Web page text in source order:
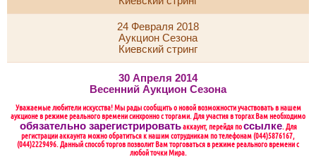
24 Февраля 2018
Аукцион Сезона
Киевский стринг
30 Апреля 2014
Весенний Аукцион Сезона
Уважаемые любители искусства! Мы рады сообщить о новой возможности участвовать в нашем
аукционе в режиме реального времени синхронно с торгами. Для участия в торгах Вам необходимо
обязательно зарегистрироватьаккаунт, перейдя поссылке. Для
регистрации аккаунта можно обратиться к нашим сотрудникам по телефонам (044)5876167,
(044)2229496. Данный способ торгов позволит Вам торговаться в режиме реального времени с
любой точки Мира.